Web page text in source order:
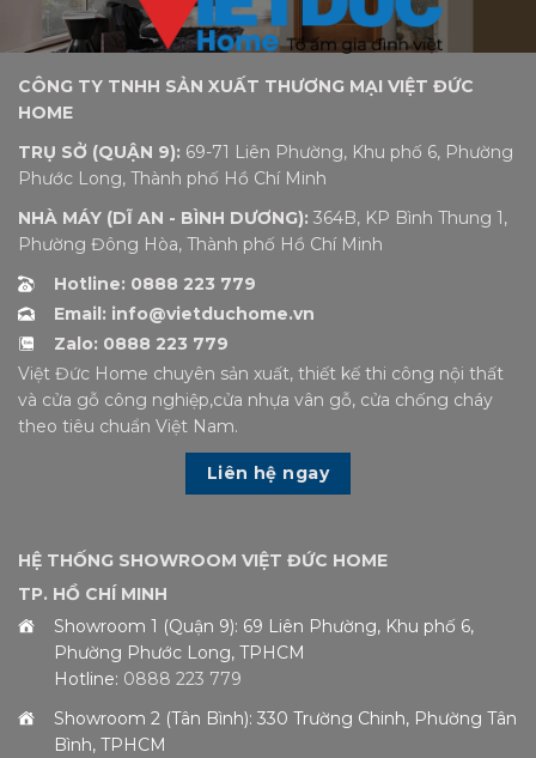
CÔNG TY TNHH SẢN XUẤT THƯƠNG MẠI VIỆT ĐỨC
HOME
TRỤ SỞ (QUẬN 9): 69-71 Liên Phường, Khu phố 6, Phường
Phước Long, Thành phố Hồ Chí Minh
NHÀ MÁY (DĨ AN - BÌNH DƯƠNG): 364B, KP Bình Thung 1,
Phường Đông Hòa, Thành phố Hồ Chí Minh
Hotline: 0888 223 779
Email: info@vietduchome.vn
Zalo: 0888 223 779
Việt Đức Home chuyên sản xuất, thiết kế thi công nội thất
và cửa gỗ công nghiệp,cửa nhựa vân gỗ, cửa chống cháy
theo tiêu chuẩn Việt Nam.
Liên hệ ngay
HỆ THỐNG SHOWROOM VIỆT ĐỨC HOME
TP. HỒ CHÍ MINH
Showroom 1 (Quận 9): 69 Liên Phường, Khu phố 6,
Phường Phước Long, TPHCM
Hotline: 0888 223 779
Showroom 2 (Tân Bình): 330 Trường Chinh, Phường Tân
Bình, TPHCM